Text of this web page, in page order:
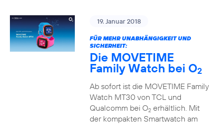
19. Januar 2018
FÜR MEHR UNABHÄNGIGKEIT UND
SICHERHEIT:
Die MOVETIME
Family Watch bei O2
Ab sofort ist die MOVETIME Family
Watch MT30 von TCL und
Qualcomm bei O2erhältlich. Mit
der kompakten Smartwatch am